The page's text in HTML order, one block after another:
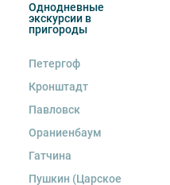
Однодневные
экскурсии в
пригороды
Петергоф
Кронштадт
Павловск
Ораниенбаум
Гатчина
Пушкин (Царское